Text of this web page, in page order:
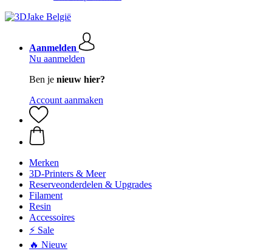
Aanmelden
Nu aanmelden
Ben je nieuw hier?
Account aanmaken
Merken
3D-Printers & Meer
Reserveonderdelen & Upgrades
Filament
Resin
Accessoires
⚡ Sale
🔥 Nieuw